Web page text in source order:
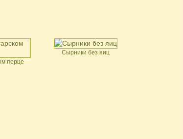
перце
Сырники без яиц